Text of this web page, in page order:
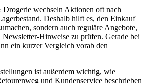
wechseln Aktionen oft nach
Deshalb hilft es, den Einkauf
sondern auch reguläre Angebote,
Newsletter-Hinweise zu prüfen. Gerade bei
ein kurzer Vergleich vorab den
ist außerdem wichtig, wie
und Kundenservice beschrieben